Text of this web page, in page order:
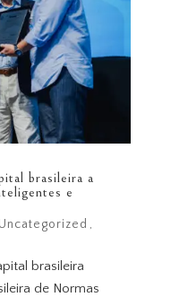
brasileira a
e
Uncategorized
brasileira
de Normas